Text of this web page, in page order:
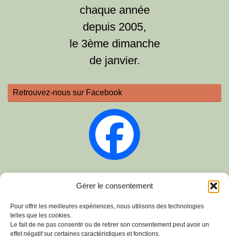
Gérer le consentement
Pour offrir les meilleures expériences, nous utilisons des technologies
telles que les cookies.
Le fait de ne pas consentir ou de retirer son consentement peut avoir un
effet négatif sur certaines caractéristiques et fonctions.
chaque année
depuis 2005,
le 3ème dimanche
de janvier.
Retrouvez-nous sur Facebook